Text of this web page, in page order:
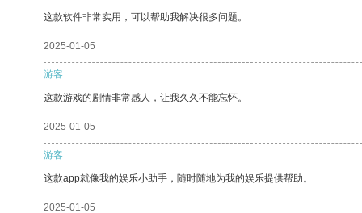
这款软件非常实用，可以帮助我解决很多问题。
2025-01-05
游客
这款游戏的剧情非常感人，让我久久不能忘怀。
2025-01-05
游客
这款app就像我的娱乐小助手，随时随地为我的娱乐提供帮助。
2025-01-05